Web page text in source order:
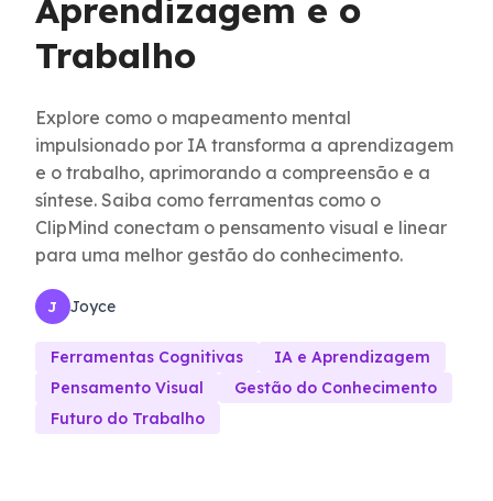
Aprendizagem e o
Trabalho
Explore como o mapeamento mental
impulsionado por IA transforma a aprendizagem
e o trabalho, aprimorando a compreensão e a
síntese. Saiba como ferramentas como o
ClipMind conectam o pensamento visual e linear
para uma melhor gestão do conhecimento.
J Joyce
Ferramentas Cognitivas
IA e Aprendizagem
Pensamento Visual
Gestão do Conhecimento
Futuro do Trabalho